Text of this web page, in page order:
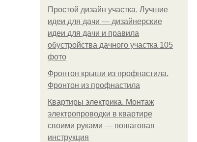
Простой дизайн участка. Лучшие
идеи для дачи — дизайнерские
идеи для дачи и правила
обустройства дачного участка 105
фото
Фронтон крыши из профнастила.
Фронтон из профнастила
Квартиры электрика. Монтаж
электропроводки в квартире
своими руками — пошаговая
инструкция